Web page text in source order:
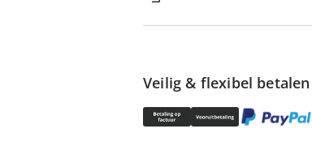
Veilig & flexibel betalen